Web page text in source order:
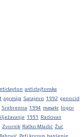
antidejtonska
agresija Sarajevo 1992 genocid
Srebrenica 1994 masakr logor
1991
Radovan
Zvornik Ratko Mladić Žuč
Peti korpus hapšenje